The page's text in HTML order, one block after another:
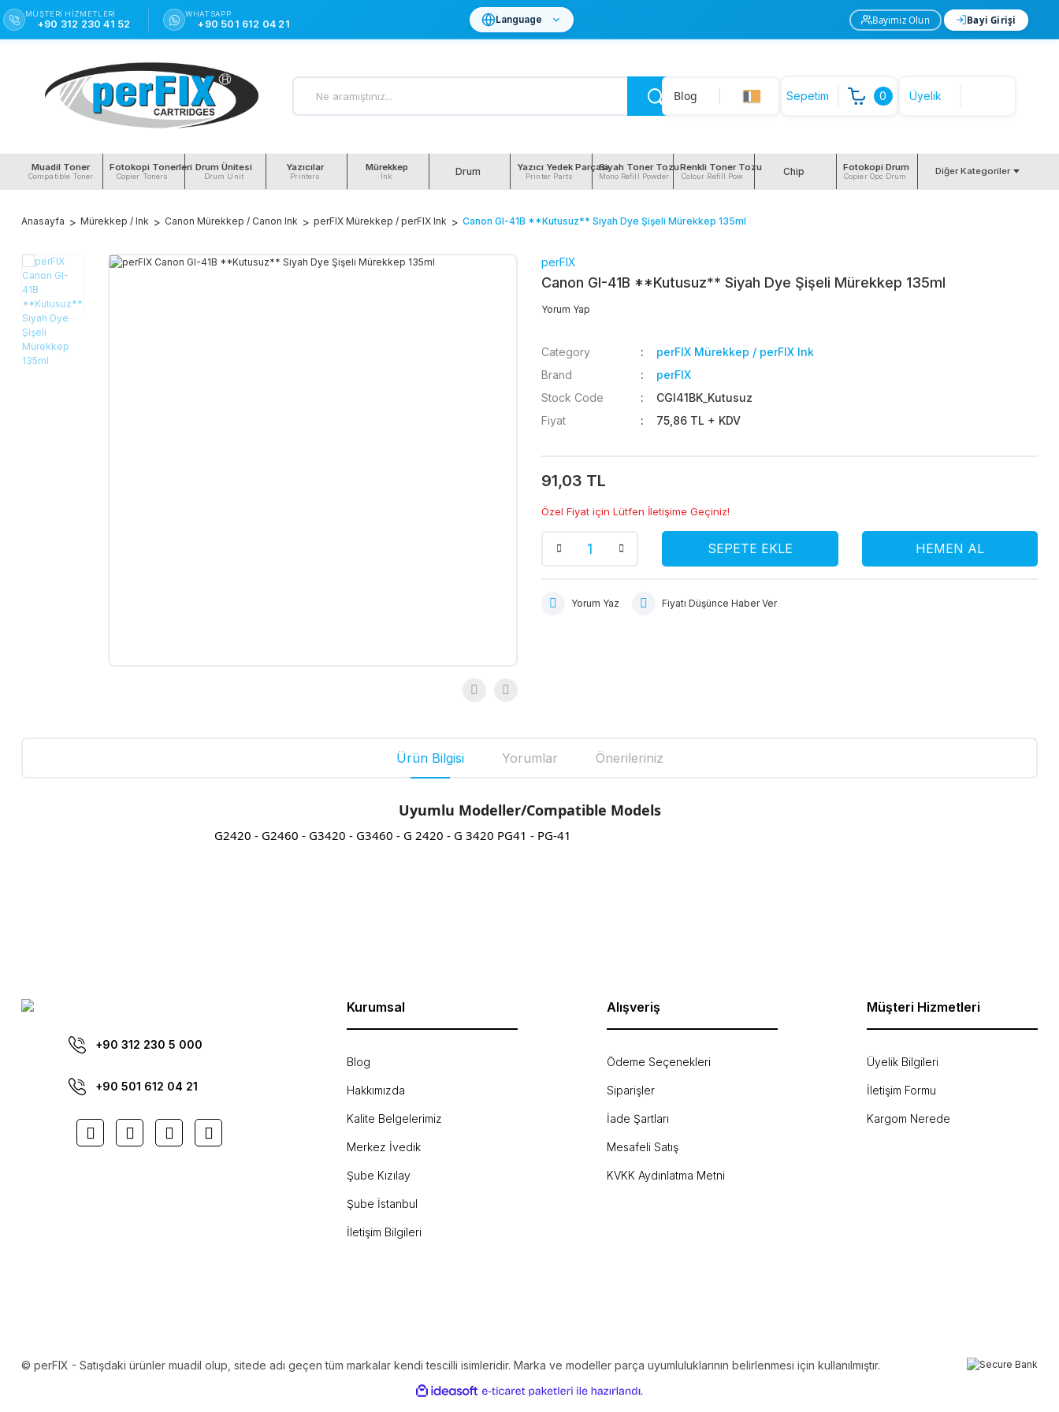
MÜŞTERI HIZMETLERI
+90 312 230 41 52
WHATSAPP
+90 501 612 04 21 Language Bayimiz Olun Bayi Girişi
Blog Sepetim 0 Üyelik
Muadil Toner
Compatible Toner
Fotokopi Tonerleri
Copier Toners
Drum Ünitesi
Drum Unit
Yazıcılar
Printers
Mürekkep
Ink Drum Yazıcı Yedek Parçası
Printer Parts
Siyah Toner Tozu
Mono Refill Powder
Renkli Toner Tozu
Colour Refill Pow Chip Fotokopi Drum
Copier Opc Drum Diğer Kategoriler
Anasayfa Mürekkep / Ink Canon Mürekkep / Canon Ink perFIX Mürekkep / perFIX Ink Canon GI-41B **Kutusuz** Siyah Dye Şişeli Mürekkep 135ml
perFIX
Canon GI-41B **Kutusuz** Siyah Dye Şişeli Mürekkep 135ml
Yorum Yap
Category
perFIX Mürekkep / perFIX Ink
Brand
perFIX
Stock Code
CGI41BK_Kutusuz
Fiyat
75,86 TL + KDV
91,03 TL
Özel Fiyat için Lütfen İletişime Geçiniz!
SEPETE EKLE HEMEN AL
Yorum Yaz Fiyatı Düşünce Haber Ver
Ürün Bilgisi Yorumlar Önerileriniz
Uyumlu Modeller/Compatible Models
G2420 - G2460 - G3420 - G3460 - G 2420 - G 3420 PG41 - PG-41
+90 312 230 5 000
+90 501 612 04 21
Kurumsal
Blog
Hakkımızda
Kalite Belgelerimiz
Merkez İvedik
Şube Kızılay
Şube İstanbul
İletişim Bilgileri
Alışveriş
Ödeme Seçenekleri
Siparişler
İade Şartları
Mesafeli Satış
KVKK Aydınlatma Metni
Müşteri Hizmetleri
Üyelik Bilgileri
İletişim Formu
Kargom Nerede
© perFIX - Satışdaki ürünler muadil olup, sitede adı geçen tüm markalar kendi tescilli isimleridir. Marka ve modeller parça uyumluluklarının belirlenmesi için kullanılmıştır.
ideasoft
e-